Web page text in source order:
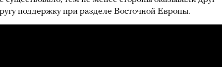
поддержку при разделе Восточной Европы.